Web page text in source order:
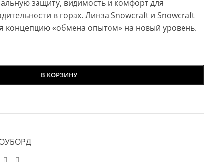
защиту, видимость и комфорт для
в горах. Линза Snowcraft и Snowcraft
концепцию «обмена опытом» на новый уровень.
В КОРЗИНУ